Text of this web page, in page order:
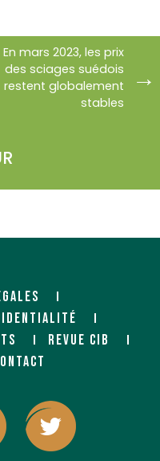
En mars 2023, les prix
des sciages suédois
restent globalement
stables
REVUE CIB